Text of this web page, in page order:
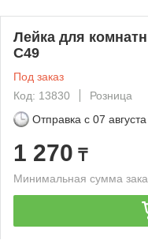
Лейка для
С49
Под заказ
Код: 13830
Розница
Отправка с 07
1 270 ₸
Минимальная сумма